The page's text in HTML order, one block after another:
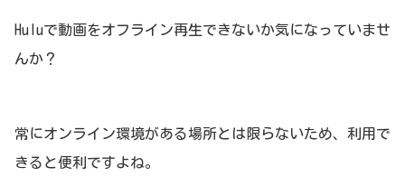
Huluで動画をオフライン再生できないか気になっていませ
んか？
常にオンライン環境がある場所とは限らないため、利用で
きると便利ですよね。